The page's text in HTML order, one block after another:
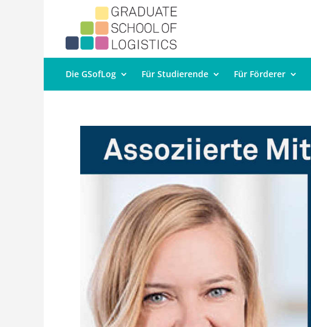
Die GSofLog Für Studierende Für Förderer